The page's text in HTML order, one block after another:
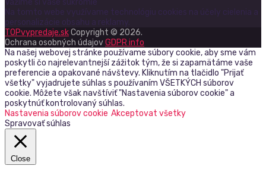
Vážime si vaše súkromie
Na tomto webe využívame technológiu cookies na účely cielenia a
personalizácie obsahu a reklamy.
TOPvypredaje.skCopyright © 2026.
Ochrana osobných údajovGDPR info
Na našej webovej stránke používame súbory cookie, aby sme vám
poskytli čo najrelevantnejší zážitok tým, že si zapamätáme vaše
preferencie a opakované návštevy. Kliknutím na tlačidlo "Prijať
všetky" vyjadrujete súhlas s používaním VŠETKÝCH súborov
cookie. Môžete však navštíviť "Nastavenia súborov cookie" a
poskytnúť kontrolovaný súhlas.
Nastavenia súborov cookie Akceptovat všetky
Spravovať súhlas
Close